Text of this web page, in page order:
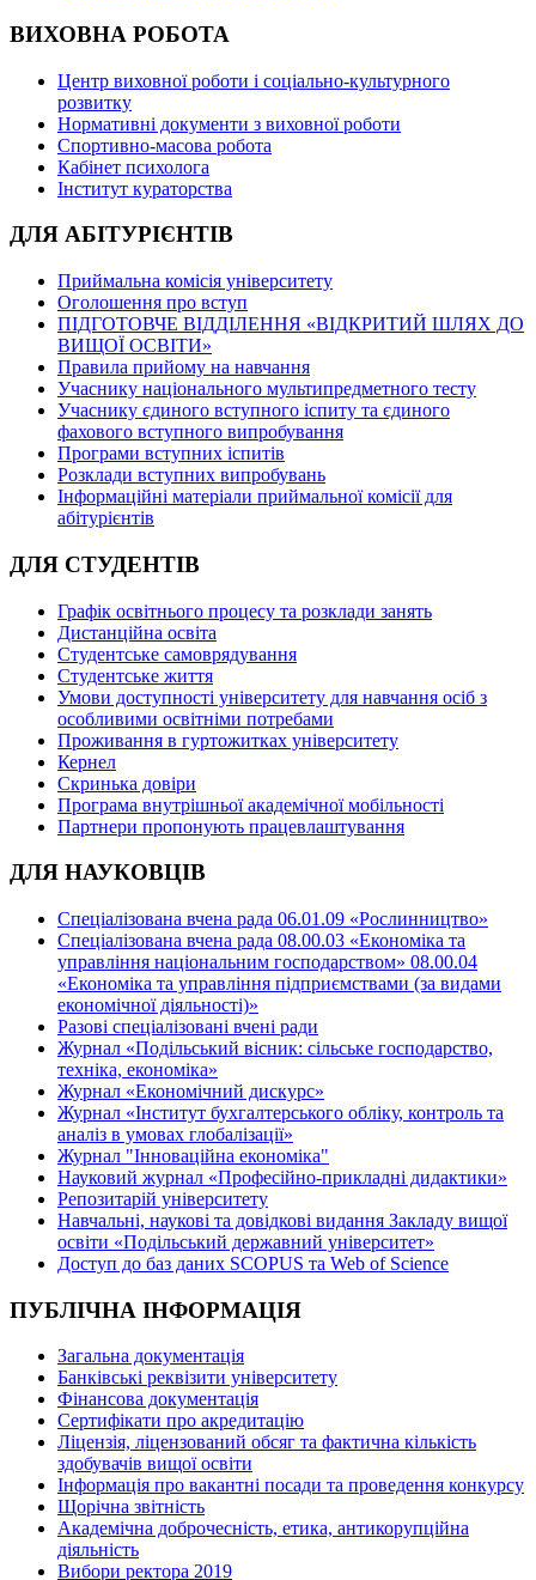
ВИХОВНА РОБОТА
Центр виховної роботи і соціально-культурного
розвитку
Нормативні документи з виховної роботи
Спортивно-масова робота
Кабінет психолога
Інститут кураторства
ДЛЯ АБІТУРІЄНТІВ
Приймальна комісія університету
Оголошення про вступ
ПІДГОТОВЧЕ ВІДДІЛЕННЯ «ВІДКРИТИЙ ШЛЯХ ДО
ВИЩОЇ ОСВІТИ»
Правила прийому на навчання
Учаснику національного мультипредметного тесту
Учаснику єдиного вступного іспиту та єдиного
фахового вступного випробування
Програми вступних іспитів
Розклади вступних випробувань
Інформаційні матеріали приймальної комісії для
абітурієнтів
ДЛЯ СТУДЕНТІВ
Графік освітнього процесу та розклади занять
Дистанційна освіта
Студентське самоврядування
Студентське життя
Умови доступності університету для навчання осіб з
особливими освітніми потребами
Проживання в гуртожитках університету
Кернел
Скринька довіри
Програма внутрішньої академічної мобільності
Партнери пропонують працевлаштування
ДЛЯ НАУКОВЦІВ
Спеціалізована вчена рада 06.01.09 «Рослинництво»
Спеціалізована вчена рада 08.00.03 «Економіка та
управління національним господарством» 08.00.04
«Економіка та управління підприємствами (за видами
економічної діяльності)»
Разові спеціалізовані вчені ради
Журнал «Подільський вісник: сільське господарство,
техніка, економіка»
Журнал «Економічний дискурс»
Журнал «Інститут бухгалтерського обліку, контроль та
аналіз в умовах глобалізації»
Журнал "Інноваційна економіка"
Науковий журнал «Професійно-прикладні дидактики»
Репозитарій університету
Навчальні, наукові та довідкові видання Закладу вищої
освіти «Подільський державний університет»
Доступ до баз даних SCOPUS та Web of Science
ПУБЛІЧНА ІНФОРМАЦІЯ
Загальна документація
Банківські реквізити університету
Фінансова документація
Сертифікати про акредитацію
Ліцензія, ліцензований обсяг та фактична кількість
здобувачів вищої освіти
Інформація про вакантні посади та проведення конкурсу
Щорічна звітність
Академічна доброчесність, етика, антикорупційна
діяльність
Вибори ректора 2019